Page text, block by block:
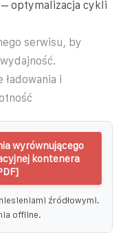
optymalizacja cykli
serwisu, by
i
wyrównującego
kontenera
źródłowymi.
offline.